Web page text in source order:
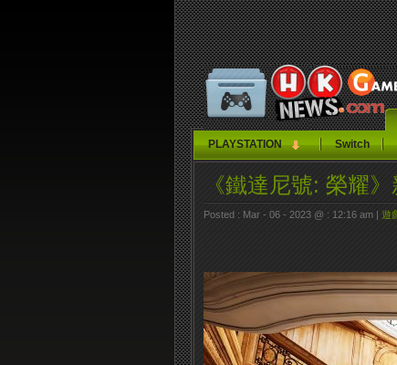
PLAYSTATION Switch
《鐵達尼號: 榮耀
Posted : Mar - 06 - 2023 @ : 12:16 am | 遊